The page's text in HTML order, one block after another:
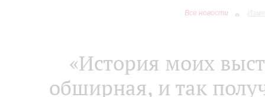
Все новости
«История моих
обширная, и так